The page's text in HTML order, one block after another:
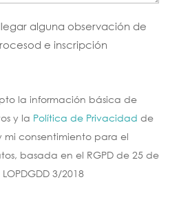
alguna observación de
e inscripción
la información básica de
y la Política de Privacidad de
mi consentimiento para el
basada en el RGPD de 25 de
3/2018